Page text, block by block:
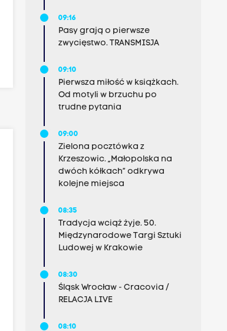
09:16
Pasy grają o pierwsze
zwycięstwo. TRANSMISJA
09:10
Pierwsza miłość w książkach.
Od motyli w brzuchu po
trudne pytania
09:00
Zielona pocztówka z
Krzeszowic. „Małopolska na
dwóch kółkach” odkrywa
kolejne miejsca
08:35
Tradycja wciąż żyje. 50.
Międzynarodowe Targi Sztuki
Ludowej w Krakowie
08:30
Śląsk Wrocław - Cracovia /
RELACJA LIVE
08:10